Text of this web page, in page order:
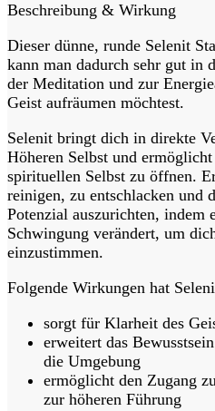
Beschreibung & Wirkung
Dieser dünne, runde Selenit
kann man dadurch sehr gut in
der Meditation und zur
Geist aufräumen möchtest.
Selenit bringt dich in direkte
Höheren Selbst und
spirituellen Selbst zu öffnen.
reinigen, zu entschlacken und
Potenzial auszurichten, indem
Schwingung verändert, um
einzustimmen.
Folgende Wirkungen hat
sorgt für Klarheit des
erweitert das
die Umgebung
ermöglicht den Zugang
zur höheren Führung